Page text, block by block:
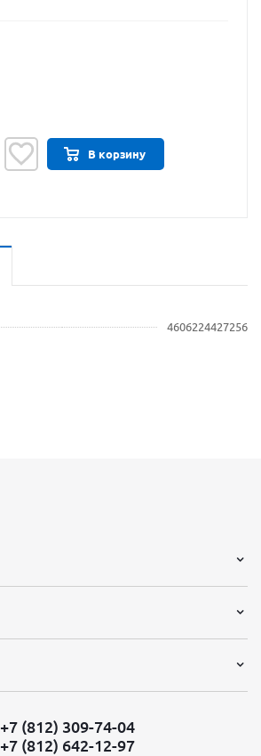
В корзину
4606224427256
+7 (812) 309-74-04
+7 (812) 642-12-97